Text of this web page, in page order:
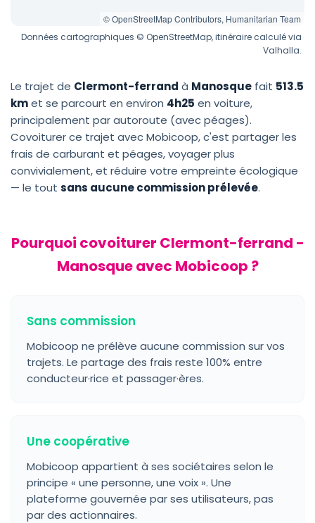
© OpenStreetMap Contributors, Humanitarian Team
Données cartographiques © OpenStreetMap, itinéraire calculé via
Valhalla.
Le trajet de Clermont-ferrand à Manosque fait 513.5
kmet se parcourt en environ 4h25 en voiture,
principalement par autoroute (avec péages).
Covoiturer ce trajet avec Mobicoop, c'est partager les
frais de carburant et péages, voyager plus
convivialement, et réduire votre empreinte écologique
— le tout sans aucune commission prélevée.
Pourquoi covoiturer Clermont-ferrand -
Manosque avec Mobicoop ?
Sans commission
Mobicoop ne prélève aucune commission sur vos
trajets. Le partage des frais reste 100% entre
conducteur·rice et passager·ères.
Une coopérative
Mobicoop appartient à ses sociétaires selon le
principe « une personne, une voix ». Une
plateforme gouvernée par ses utilisateurs, pas
par des actionnaires.